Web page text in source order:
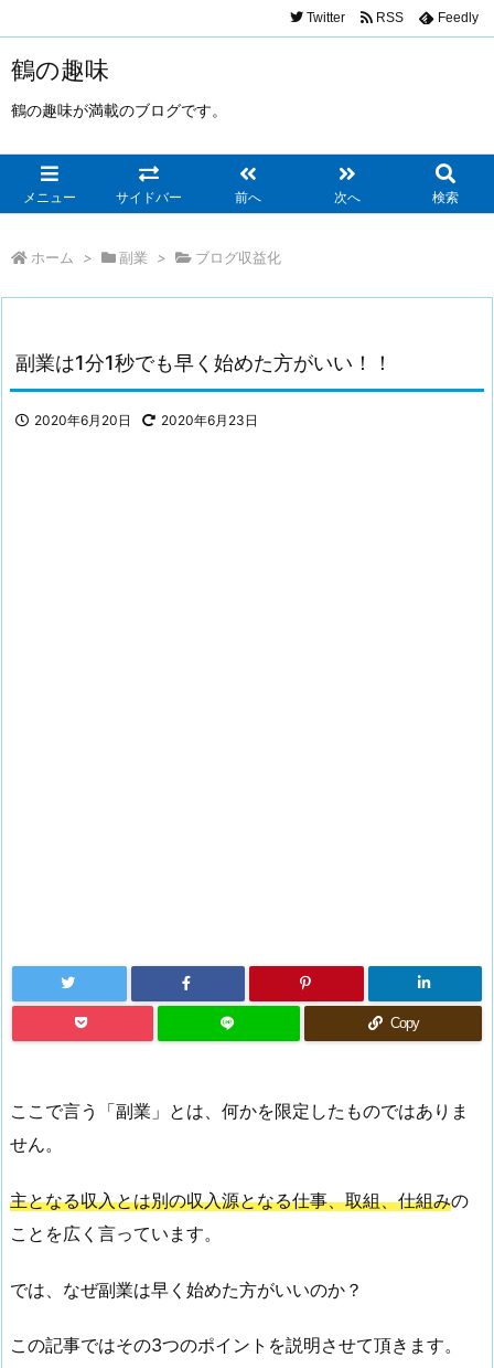
鶴の趣味
鶴の趣味が満載のブログです。
メニュー サイドバー 前へ 次へ 検索
Twitter RSS Feedly
ホーム > 副業 > ブログ収益化
副業は1分1秒でも早く始めた方がいい！！
2020年6月20日 2020年6月23日
Copy
ここで言う「副業」とは、何かを限定したものではありま
せん。
主となる収入とは別の収入源となる仕事、取組、仕組みの
ことを広く言っています。
では、なぜ副業は早く始めた方がいいのか？
この記事ではその3つのポイントを説明させて頂きます。